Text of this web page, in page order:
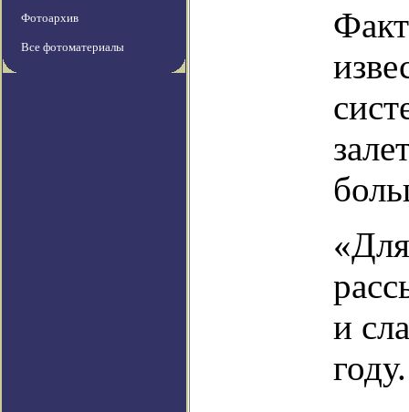
Фотоархив
Все фотоматериалы
и
году.